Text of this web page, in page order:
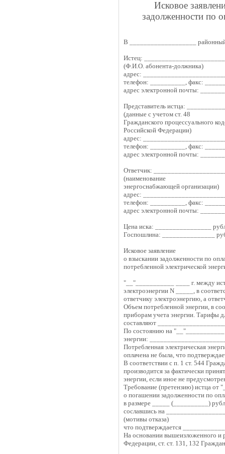
Исковое
задолженности по
В ___________________
Истец:
(Ф.И.О. абонента-должника)
адрес:
телефон: __________, факс:
адрес электронной почты:
Представитель истца:
(данные с учетом ст. 48
Гражданского процессуального
Российской Федерации)
адрес:
телефон: __________, факс:
адрес электронной почты:
Ответчик:
(наименование
энергоснабжающей организации)
адрес:
телефон: __________, факс:
адрес электронной почты:
Цена иска: ________________
Госпошлина: _______________
Исковое заявление
о взыскании задолженности по
потребленной электрической
"__"___________ ____ г. между
электроэнергии N _____, в
ответчику электроэнергию, а
Объем потребленной энергии, в
приборам учета энергии. Тарифы
составляют
По состоянию на "__"___________
энергии:
Потребленная электрическая
оплачена не была, что
В соответствии с п. 1 ст. 544
производится за фактически
энергии, если иное не
Требование (претензию) истца от
о погашении задолженности по
в размере _____ (__________)
сославшись на
(мотивы отказа)
что подтверждается
На основании вышеизложенного и
Федерации, ст. ст. 131, 132